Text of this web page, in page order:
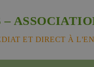
ET DIRECT À